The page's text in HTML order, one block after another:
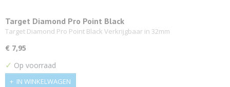
Target Diamond Pro Point Black
Target Diamond Pro Point Black Verkrijgbaar in 32mm
€ 7,95
✓ Op voorraad
IN WINKELWAGEN